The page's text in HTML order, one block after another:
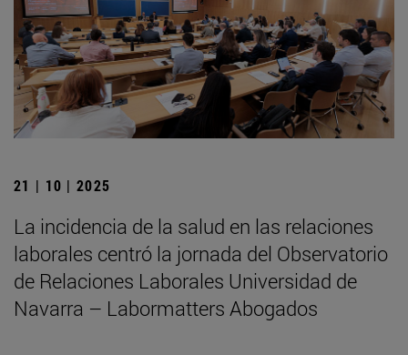
21 | 10 | 2025
La incidencia de la salud en las relaciones
laborales centró la jornada del Observatorio
de Relaciones Laborales Universidad de
Navarra – Labormatters Abogados